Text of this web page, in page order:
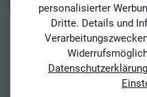
personalisierter
Dritte. Details und
Datenschutzerklärung